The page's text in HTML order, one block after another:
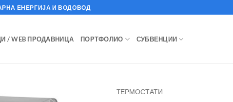
ЕНЕРГИЈА И ВОДОВОД
/ WEB ПРОДАВНИЦА ПОРТФОЛИО СУБВЕНЦИИ
TЕРМОСТАТИ